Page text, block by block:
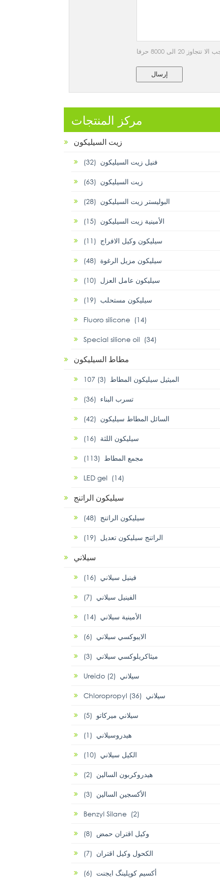
الى 8000 حرفا
إرسال
مركز المنتجات
زيت السيليكون
فنيل زيت السيليكون (32)
زيت السيليكون (63)
البوليستر زيت السيليكون (28)
الأمينية زيت السيليكون (15)
سيليكون وكيل الافراج (11)
سيليكون مزيل الرغوة (48)
سيليكون عامل العزل (10)
سيليكون مستحلب (19)
Fluoro silicone (14)
Special silione oil (34)
مطاط السيليكون
107 الميثيل سيليكون المطاط (3)
تسرب البناء (36)
السائل المطاط سيليكون (42)
سيليكون اللثة (16)
مجمع المطاط (113)
LED gel (14)
سيليكون الراتنج
سيليكون الراتنج (48)
الراتنج سيليكون تعديل (19)
سيلاني
فينيل سيلاني (16)
الفينيل سيلاني (7)
الأمينية سيلاني (14)
الايبوكسي سيلاني (6)
ميثاكريلوكسي سيلاني (3)
Ureido سيلاني (2)
Chloropropyl سيلاني (36)
سيلاني ميركاتو (5)
هيدروسيلاني (1)
الكيل سيلاني (10)
هيدروكربون السالين (2)
الأكسجين السالين (3)
Benzyl Silane (2)
وكيل اقتران حمض (8)
الكحول وكيل اقتران (7)
أكسيم كوپلينگ ايجنت (6)